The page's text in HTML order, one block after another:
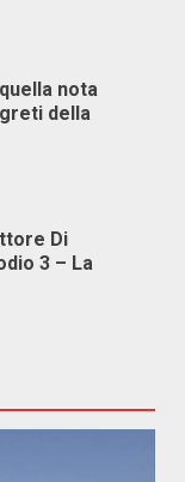
nota
della
Di
3 – La